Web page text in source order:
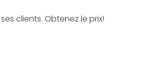
clients. Obtenez le prix!